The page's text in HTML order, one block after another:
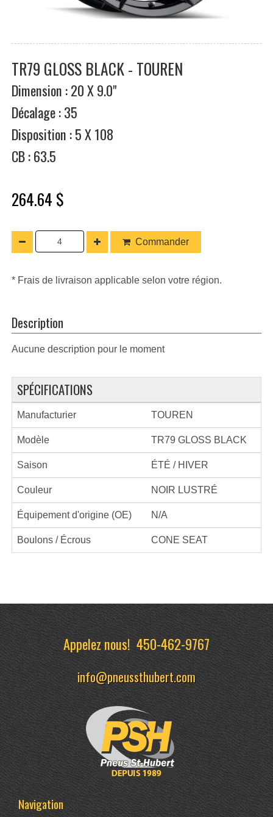
TR79 GLOSS BLACK - TOUREN
Dimension : 20 X 9.0"
Décalage : 35
Disposition : 5 X 108
CB : 63.5
264.64 $
Commander
* Frais de livraison applicable selon votre région.
Description
Aucune description pour le moment
SPÉCIFICATIONS
Manufacturier TOUREN
Modèle TR79 GLOSS BLACK
Saison ÉTÉ / HIVER
Couleur NOIR LUSTRÉ
Équipement d'origine (OE) N/A
Boulons / Écrous CONE SEAT
Appelez nous!450-462-9767
info@pneussthubert.com
Navigation